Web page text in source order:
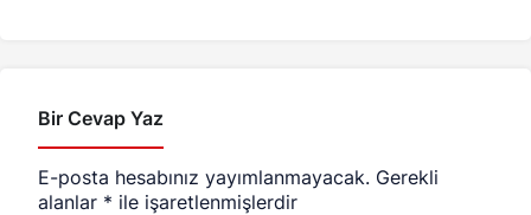
Bir Cevap Yaz
E-posta hesabınız yayımlanmayacak. Gerekli
alanlar * ile işaretlenmişlerdir